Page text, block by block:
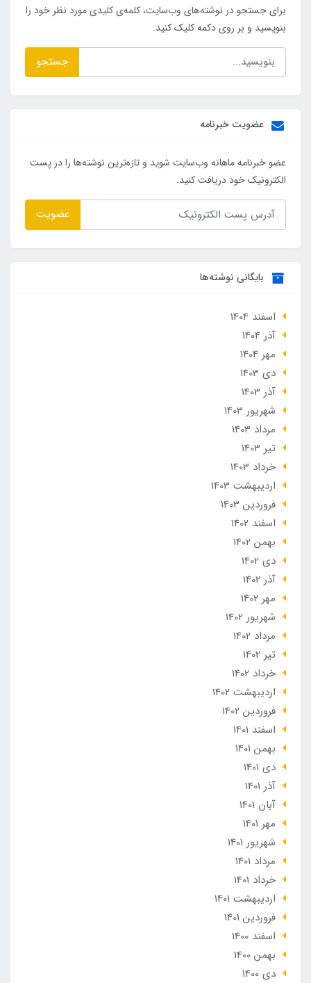
برای جستجو در نوشته‌های وب‌سایت، کلمه‌ی کلیدی مورد نظر خود را
بنویسید و بر روی دکمه کلیک کنید.
جستجو
عضویت خبرنامه
عضو خبرنامه ماهانه وب‌سایت شوید و تازه‌ترین نوشته‌ها را در پست
الکترونیک خود دریافت کنید.
عضویت
بایگانی نوشته‌ها
اسفند 1404
آذر 1404
مهر 1404
دی 1403
آذر 1403
شهریور 1403
مرداد 1403
تير 1403
خرداد 1403
ارديبهشت 1403
فروردین 1403
اسفند 1402
بهمن 1402
دی 1402
آذر 1402
مهر 1402
شهریور 1402
مرداد 1402
تير 1402
خرداد 1402
ارديبهشت 1402
فروردین 1402
اسفند 1401
بهمن 1401
دی 1401
آذر 1401
آبان 1401
مهر 1401
شهریور 1401
مرداد 1401
خرداد 1401
ارديبهشت 1401
فروردین 1401
اسفند 1400
بهمن 1400
دی 1400